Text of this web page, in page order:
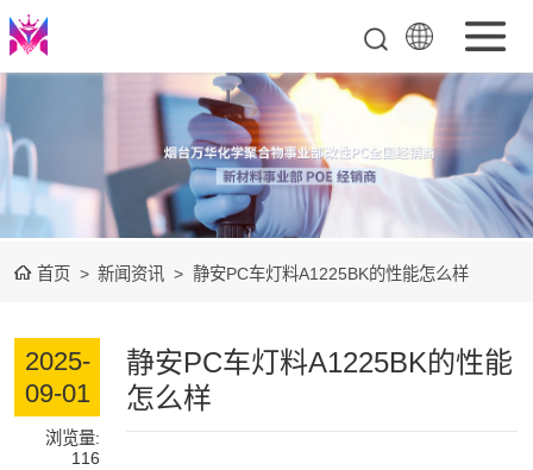
首页 > 新闻资讯 > 静安PC车灯料A1225BK的性能怎么样
2025-
09-01
浏览量:
116
静安PC车灯料A1225BK的性能
怎么样
POE（聚烯烃弹
性体）
PC合金
烯酸甲酯)
万华化学PA12车
用塑料
TPU（热塑性聚